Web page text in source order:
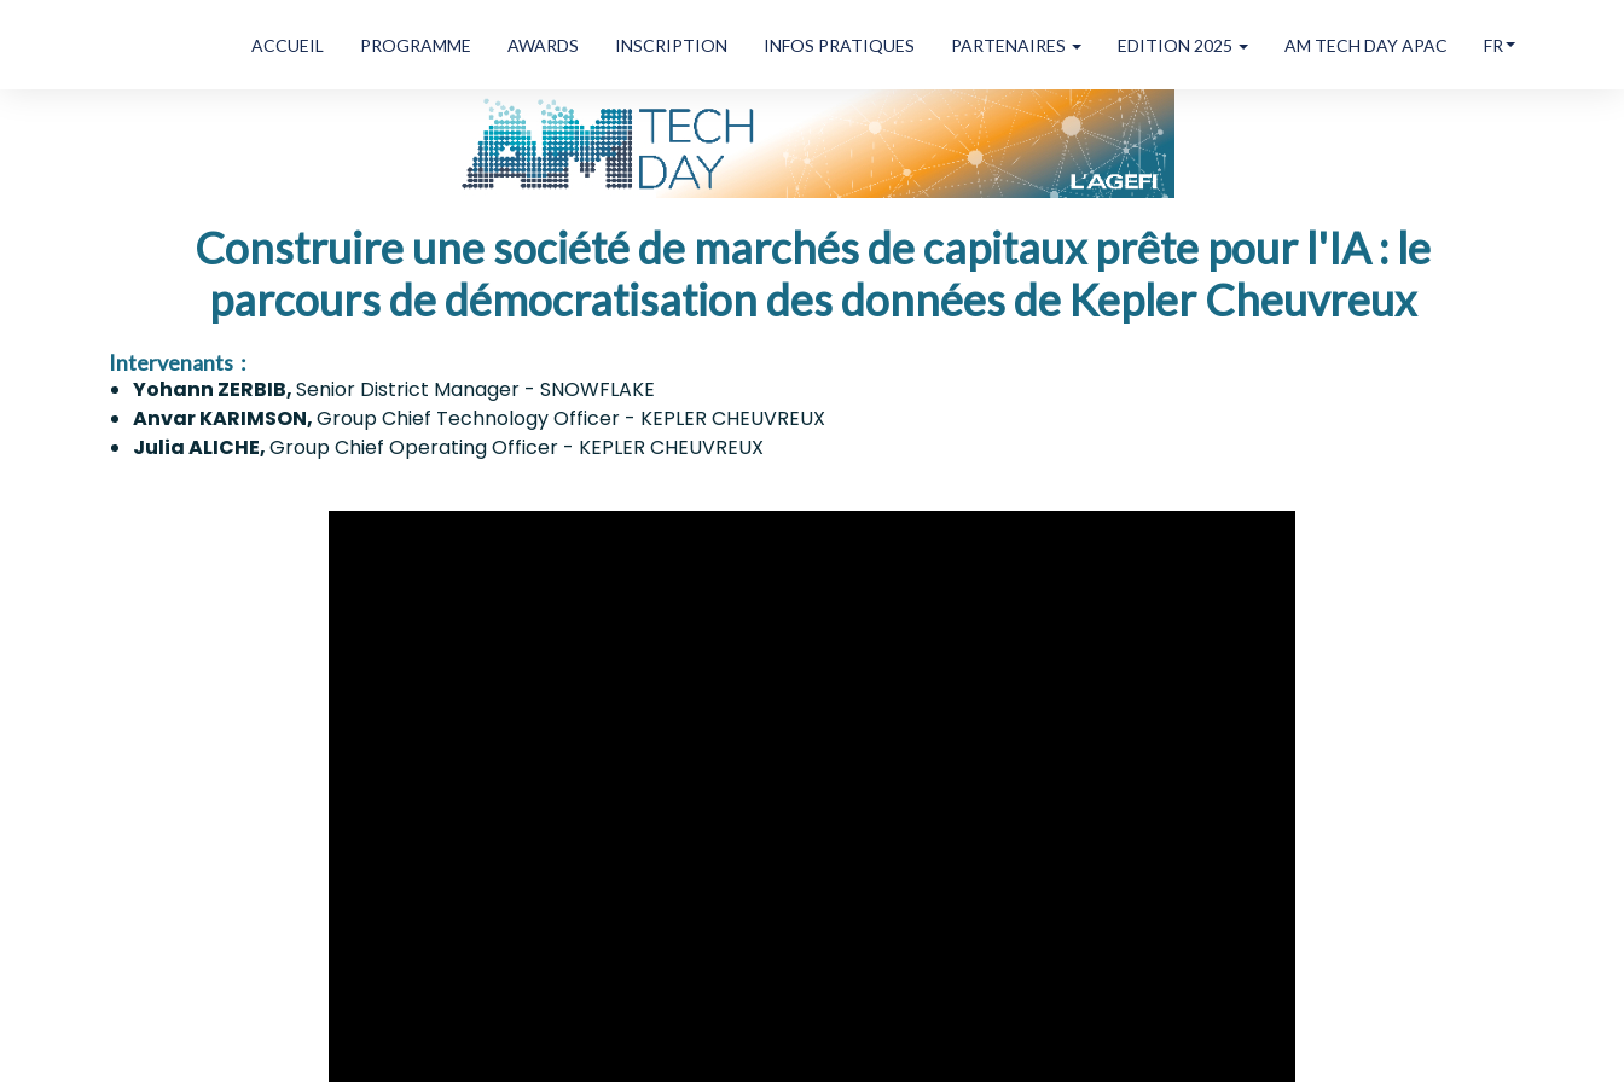
ACCUEIL PROGRAMME AWARDS INSCRIPTION INFOS PRATIQUES PARTENAIRES EDITION 2025 AM TECH DAY APAC FR
Construire une société de marchés de capitaux prête pour l'IA : le
parcours de démocratisation des données de Kepler Cheuvreux
Intervenants :
Yohann ZERBIB,Senior District Manager - SNOWFLAKE
Anvar KARIMSON,Group Chief Technology Officer - KEPLER CHEUVREUX
Julia ALICHE,Group Chief Operating Officer - KEPLER CHEUVREUX